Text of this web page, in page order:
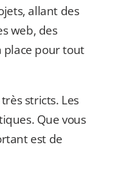
allant des
web, des
place pour tout
stricts. Les
Que vous
est de